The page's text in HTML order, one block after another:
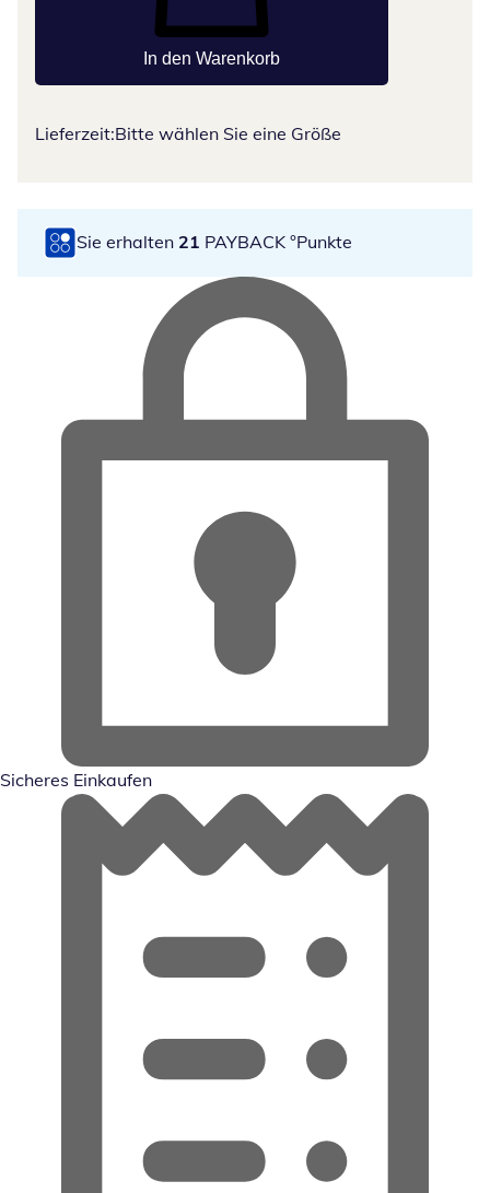
In den Warenkorb
Lieferzeit:Bitte wählen Sie eine Größe
Sie erhalten 21 PAYBACK °Punkte
Sicheres Einkaufen